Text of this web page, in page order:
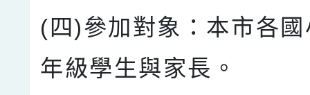
(四)參加對象：本市各
年級學生與家長。